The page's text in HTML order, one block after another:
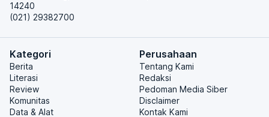
14240
(021) 29382700
Kategori
Berita
Literasi
Review
Komunitas
Data & Alat
Perusahaan
Tentang Kami
Redaksi
Pedoman Media Siber
Disclaimer
Kontak Kami